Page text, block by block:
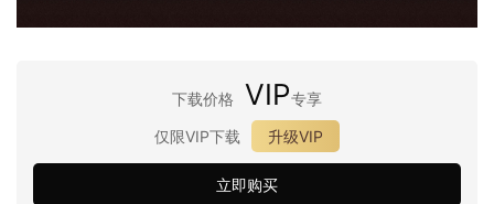
下载价格 VIP专享
仅限VIP下载
升级VIP
立即购买